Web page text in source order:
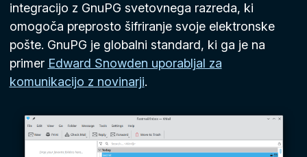
integracijo z GnuPG svetovnega razreda, ki
omogoča preprosto šifriranje svoje elektronske
pošte. GnuPG je globalni standard, ki ga je na
primer Edward Snowden uporabljal za
komunikacijo z novinarji.